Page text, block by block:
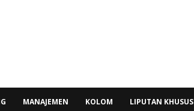
MANAJEMEN KOLOM LIPUTAN KHUSUS